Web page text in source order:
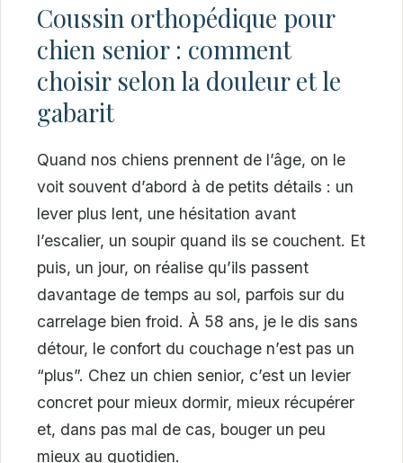
Coussin orthopédique pour
chien senior : comment
choisir selon la douleur et le
gabarit
Quand nos chiens prennent de l’âge, on le
voit souvent d’abord à de petits détails : un
lever plus lent, une hésitation avant
l’escalier, un soupir quand ils se couchent. Et
puis, un jour, on réalise qu’ils passent
davantage de temps au sol, parfois sur du
carrelage bien froid. À 58 ans, je le dis sans
détour, le confort du couchage n’est pas un
“plus”. Chez un chien senior, c’est un levier
concret pour mieux dormir, mieux récupérer
et, dans pas mal de cas, bouger un peu
mieux au quotidien.